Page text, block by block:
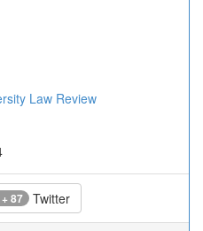
Law Review
87 Twitter